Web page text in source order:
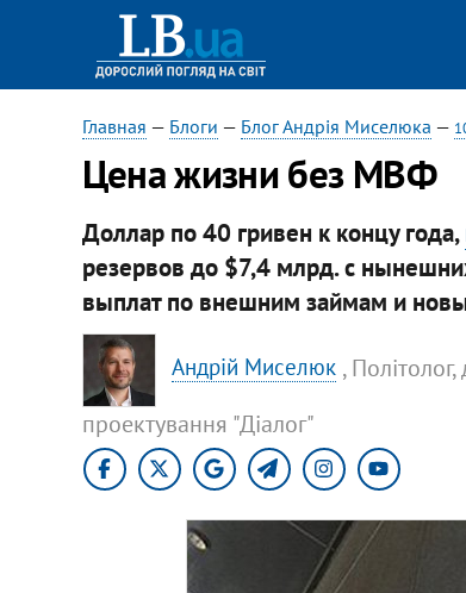
Главная — Блоги — Блог Андрія Миселюка —
Цена жизни без МВФ
Доллар по 40 гривен к концу года,
резервов до $7,4 млрд. с
выплат по внешним займам и
Андрій Миселюк ,
проектування "Діалог"